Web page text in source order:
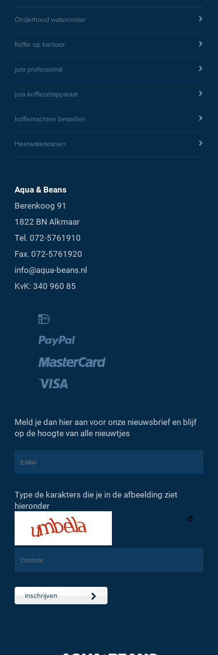
Onderhoud watercooler
Koffie op kantoor
jura professional
jura koffiezetapparaat
koffiemachine bestellen
Heetwaterkranen
Aqua & Beans
Berenkoog 91
1822 BN Alkmaar
Tel. 072-5761910
Fax. 072-5761920
info@aqua-beans.nl
KvK: 340 960 85
Meld je dan hier aan voor onze nieuwsbrief en blijf
op de hoogte van alle nieuwtjes
Type de karakters die je in de afbeelding ziet
hieronder
inschrijven